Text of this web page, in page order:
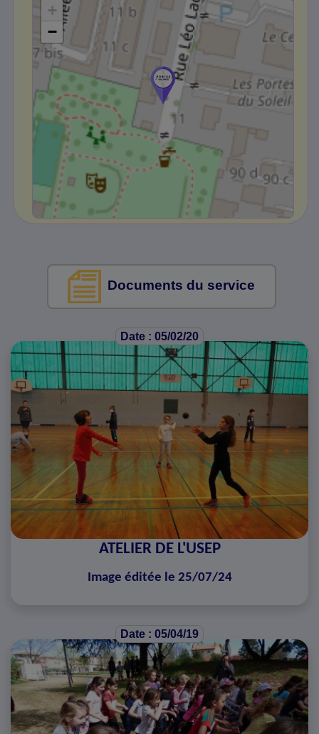
+
−
Documents du service
Date : 05/02/20
ATELIER DE L'USEP
Image éditée le 25/07/24
Date : 05/04/19